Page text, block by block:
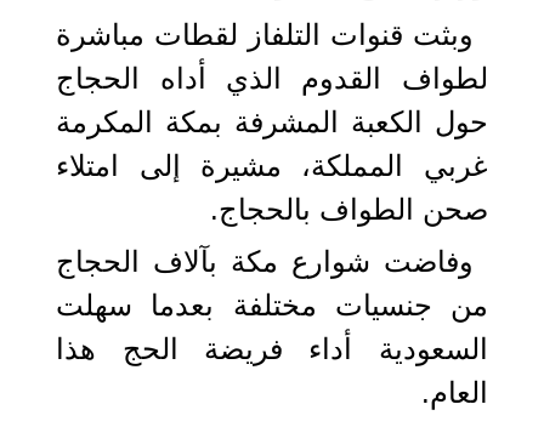
وبثت قنوات التلفاز لقطات مباشرة
لطواف القدوم الذي أداه الحجاج
حول الكعبة المشرفة بمكة المكرمة
غربي المملكة، مشيرة إلى امتلاء
صحن الطواف بالحجاج.
وفاضت شوارع مكة بآلاف الحجاج
من جنسيات مختلفة بعدما سهلت
السعودية أداء فريضة الحج هذا
العام.